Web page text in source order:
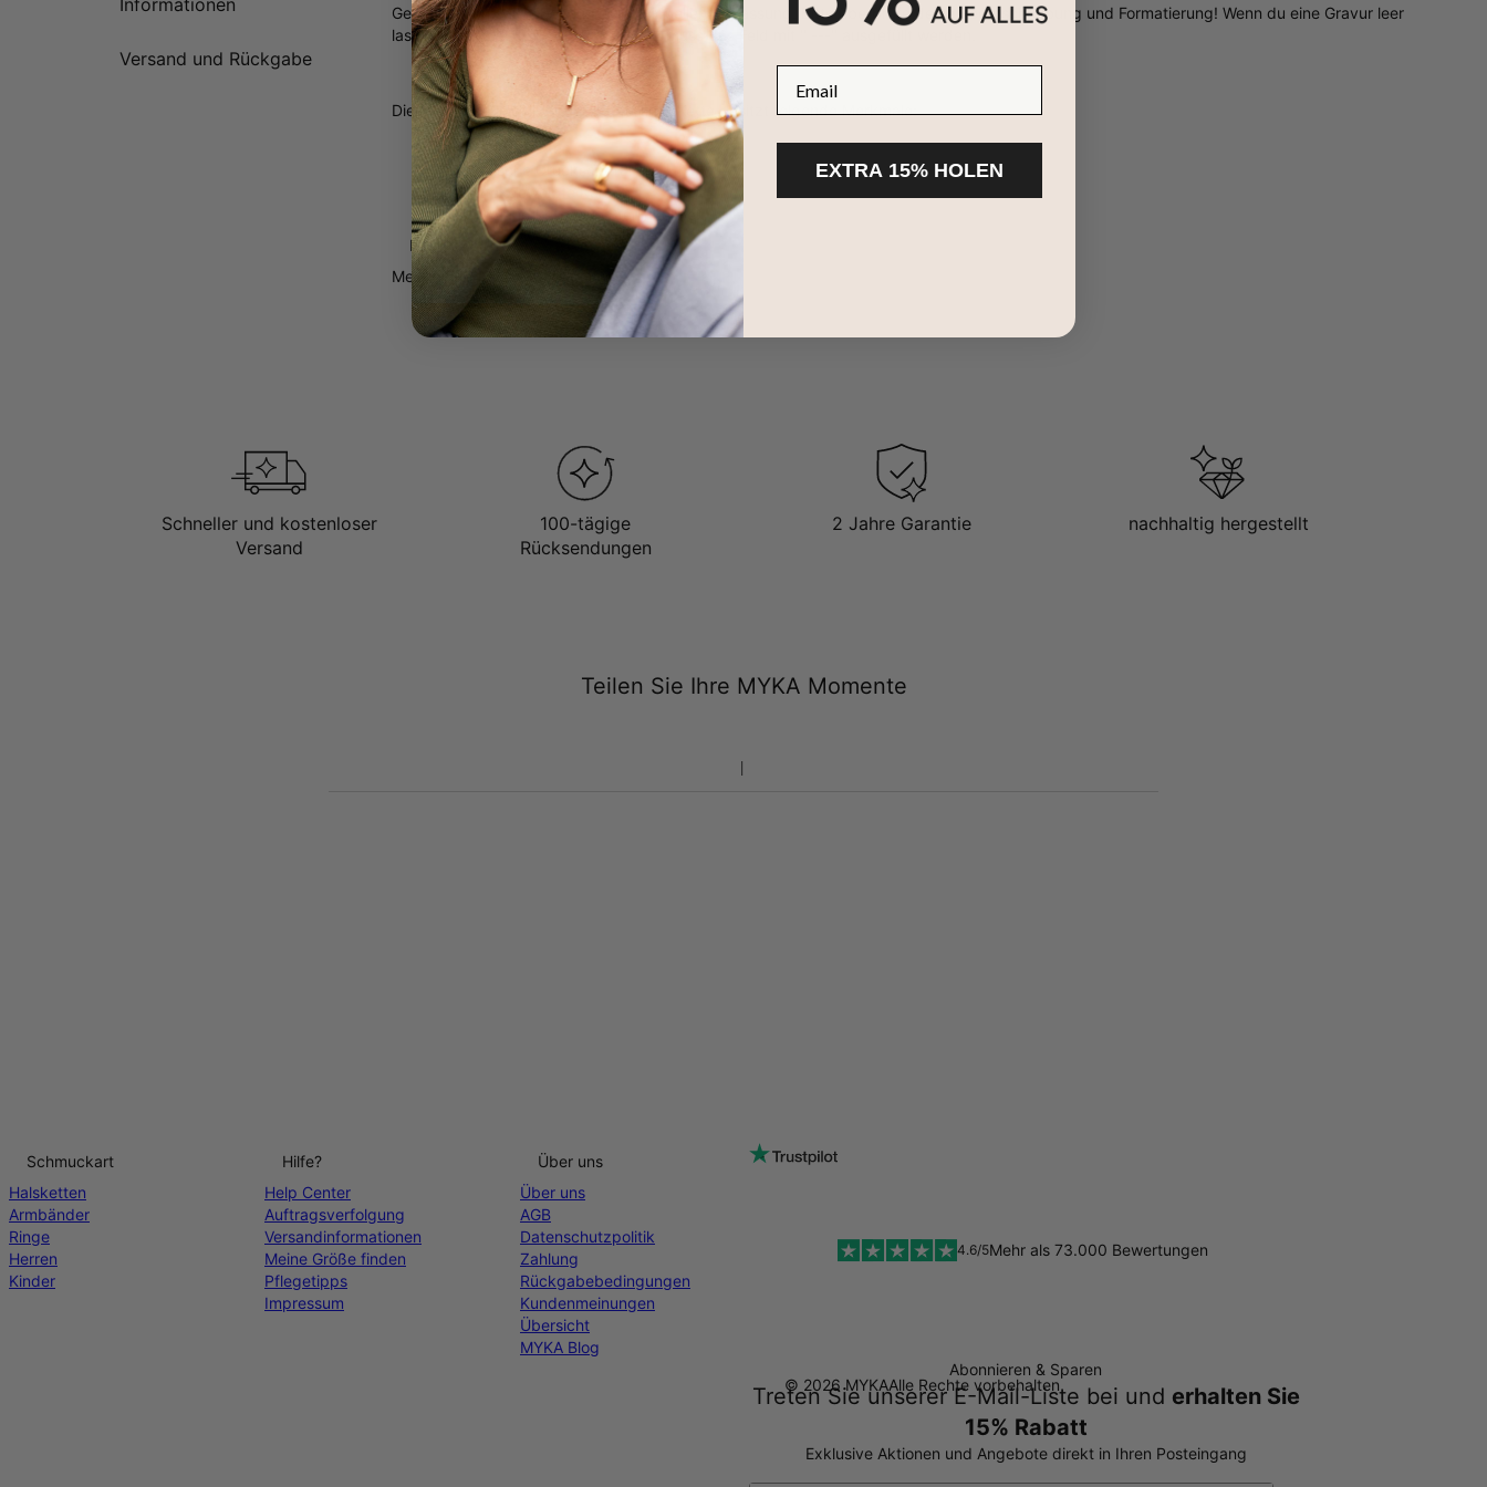
Informationen
Versand und Rückgabe
Gestalte mich! Mit 4 Seiten zur individuellen Anpassung. Bitte überprüfe deine Rechtschreibung und Formatierung! Wenn du eine Gravur leer
lassen möchtest (z. B. die Rückseite), muss das Feld mit " ---" ausgefüllt werden.
Diese aus Sterlingsilber handgefertigte Kette besitzt folgende Merkmale:
1 – 4 Inschriften
Klassische Druckschrift
Glatte, gewölbte Kanten
Venezianerkette aus Sterlingsilber
Mehr zeigen
Warum jeder sie liebt:
Diese Kette ist aus jedem Winkel wunderschön und lässt sich perfekt mit allem kombinieren – kein Wunder, dass sie einer der beliebtesten
750er-Gold-Vermeil 750er-Roségold-Beschichtung
Mehr zeigen Weniger zeigen
Schneller und kostenloser
Versand
100-tägige
Rücksendungen
2 Jahre Garantie nachhaltig hergestellt
Teilen Sie Ihre MYKA Momente
Abonnieren & Sparen
Treten Sie unserer E-Mail-Liste bei und erhalten Sie
15% Rabatt
Exklusive Aktionen und Angebote direkt in Ihren Posteingang
Schmuckart
Halsketten
Armbänder
Ringe
Herren
Kinder
Hilfe?
Help Center
Auftragsverfolgung
Versandinformationen
Meine Größe finden
Pflegetipps
Impressum
Über uns
Über uns
AGB
Datenschutzpolitik
Zahlung
Rückgabebedingungen
Kundenmeinungen
Übersicht
MYKA Blog
4.6/5Mehr als 73.000 Bewertungen
© 2026 MYKAAlle Rechte vorbehalten
EXTRA 15% HOLEN